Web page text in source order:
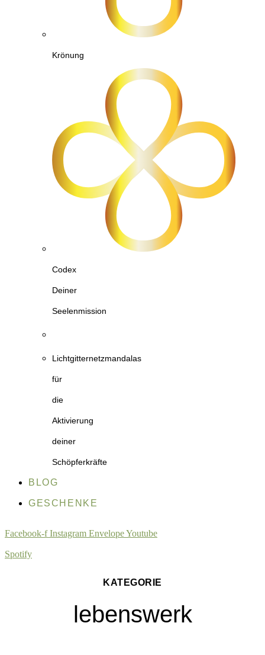
Krönung
Codex
Deiner
Seelenmission
Lichtgitternetzmandalas
für
die
Aktivierung
deiner
Schöpferkräfte
BLOG
GESCHENKE
Facebook-f Instagram EnvelopeYoutube
Spotify
KATEGORIE
lebenswerk